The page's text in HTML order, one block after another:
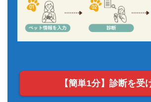
【簡単1分】診断を受